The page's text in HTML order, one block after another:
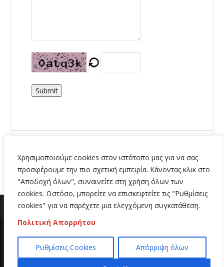
Χρησιμοποιούμε cookies στον ιστότοπο μας για να σας
προσφέρουμε την πιο σχετική εμπειρία. Κάνοντας κλικ στο
"Αποδοχή όλων", συναινείτε στη χρήση όλων των
cookies. Ωστόσο, μπορείτε να επισκεφτείτε τις "Ρυθμίσεις
cookies" για να παρέχετε μια ελεγχόμενη συγκατάθεση.
Πολιτική Απορρήτου
Ρυθμίσεις Cookies Απόρριψη όλων
Submit
Copyright 2020 | All Rights Reserved | Κατασκευή
ιστοσελίδων
Hi Web